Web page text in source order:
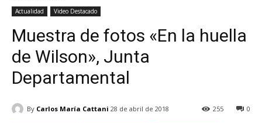
Actualidad Video Destacado
Muestra de fotos «En la huella
de Wilson», Junta
Departamental
By Carlos María Cattani 28 de abril de 2018 0
255